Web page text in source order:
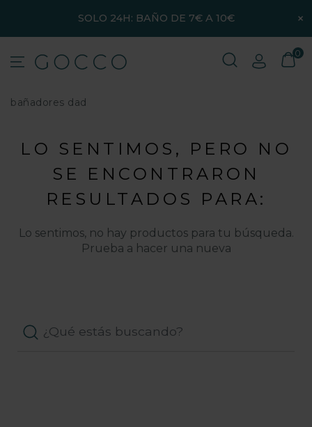
SOLO 24H: BAÑO DE 7€ A 10€ ×
0
bañadores dad
LO SENTIMOS, PERO NO
SE ENCONTRARON
RESULTADOS PARA:
Lo sentimos, no hay productos para tu búsqueda.
Prueba a hacer una nueva